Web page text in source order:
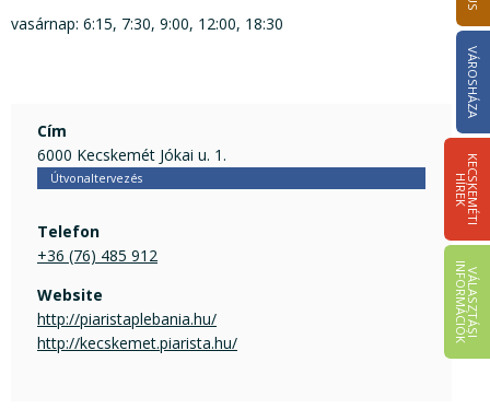
VÁROSHÁZA
K
E
C
S
K
E
M
É
T
I
HÍ
R
E
K
V
Á
L
A
S
Z
T
Á
S
I
IN
F
O
R
M
Á
C
I
Ó
K
vasárnap: 6:15, 7:30, 9:00, 12:00, 18:30
Cím
6000 Kecskemét Jókai u. 1.
Útvonaltervezés
Telefon
+36 (76) 485 912
Website
http://piaristaplebania.hu/
http://kecskemet.piarista.hu/